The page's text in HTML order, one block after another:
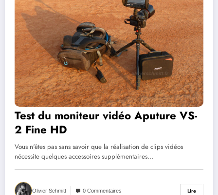
Test du moniteur vidéo Aputure VS-
2 Fine HD
Vous n'êtes pas sans savoir que la réalisation de clips vidéos
nécessite quelques accessoires supplémentaires…
Olivier Schmitt 0 Commentaires Lire